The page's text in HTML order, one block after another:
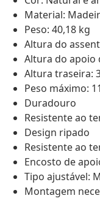
Material:
Peso: 40,18 kg
Altura do
Altura do apoio
Altura traseira:
Peso máximo:
Duradouro
Resistente ao
Design ripado
Resistente ao
Encosto de
Tipo ajustável:
Montagem